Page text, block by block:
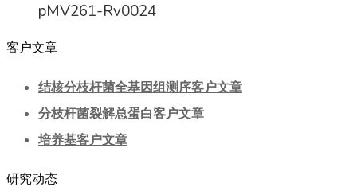
pMV261-Rv0024
客户文章
结核分枝杆菌全基因组测序客户文章
分枝杆菌裂解总蛋白客户文章
培养基客户文章
研究动态